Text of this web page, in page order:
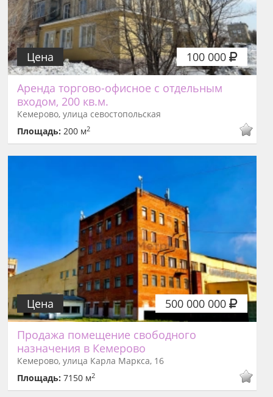
100 000
Цена
Аренда торгово-офисное с отдельным
входом, 200 кв.м.
Кемерово, улица севостопольская
Площадь:200 м2
500 000 000
Цена
Продажа помещение свободного
назначения в Кемерово
Кемерово, улица Карла Маркса, 16
Площадь:7150 м2